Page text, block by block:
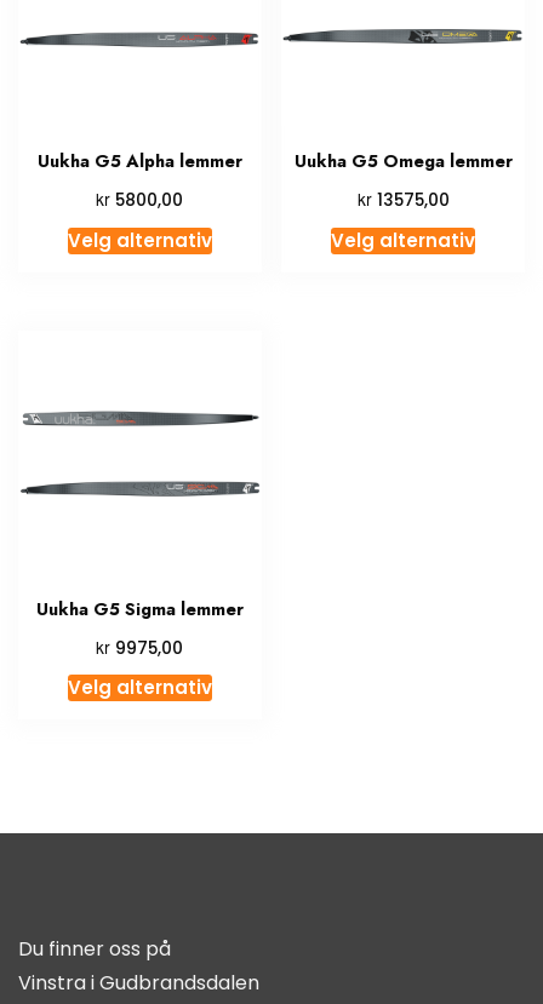
Uukha G5 Alpha lemmer
kr 5800,00
Velg alternativ
Uukha G5 Omega lemmer
kr13575,00
Velg alternativ
Uukha G5 Sigma lemmer
kr 9975,00
Velg alternativ
Du finner oss på
Vinstra i Gudbrandsdalen